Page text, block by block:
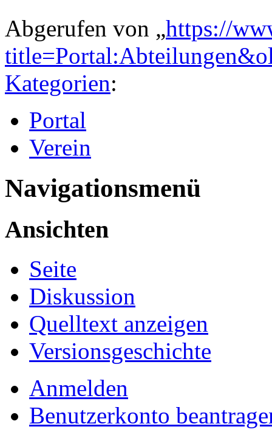
Abgerufen von „https://
Kategorien:
Portal
Verein
Navigationsmenü
Ansichten
Seite
Diskussion
Quelltext anzeigen
Versionsgeschichte
Anmelden
Benutzerkonto